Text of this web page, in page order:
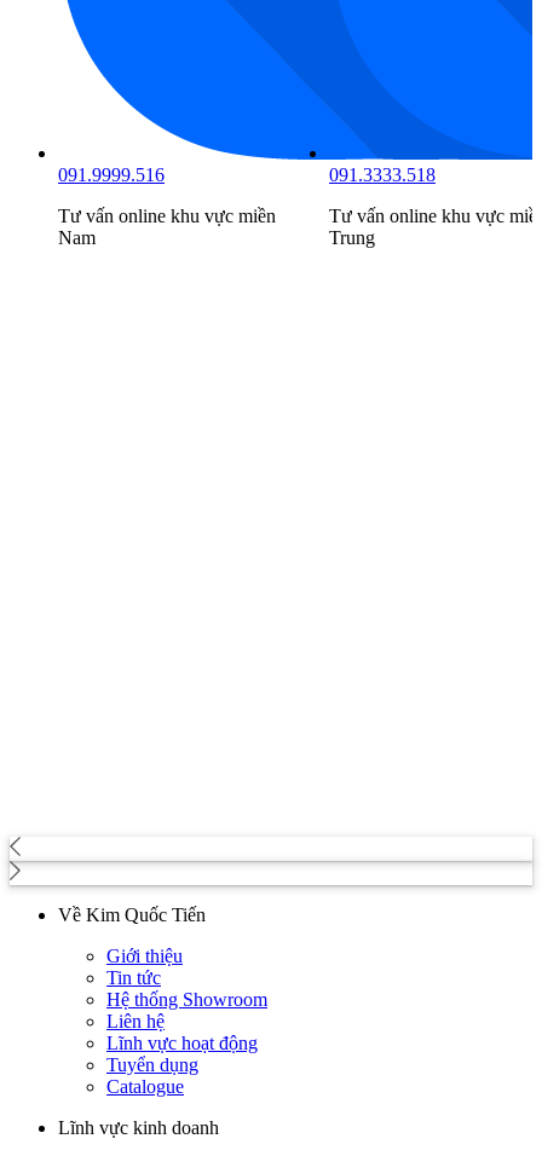
091.9999.516
Tư vấn online khu vực miền
Nam
091.3333.518
Tư vấn online khu vực
Trung
Về Kim Quốc Tiến
Giới thiệu
Tin tức
Hệ thống Showroom
Liên hệ
Lĩnh vực hoạt động
Tuyển dụng
Catalogue
Lĩnh vực kinh doanh